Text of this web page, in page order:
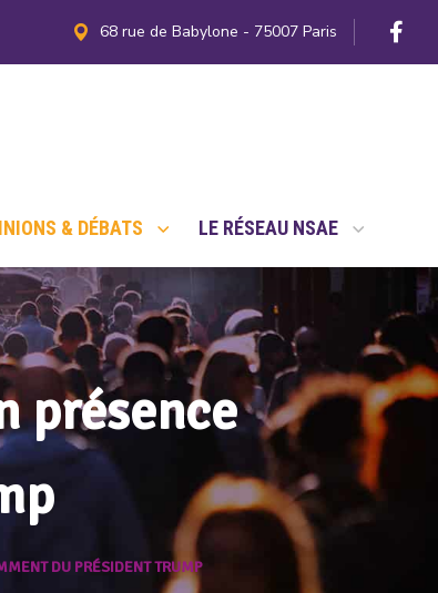
68 rue de Babylone - 75007 Paris
& DÉBATS LE RÉSEAU NSAE
présence
DU PRÉSIDENT TRUMP